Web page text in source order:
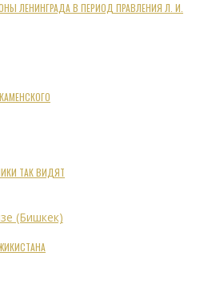
ЛЕНИНГРАДА В ПЕРИОД ПРАВЛЕНИЯ Л. И.
ТАК ВИДЯТ